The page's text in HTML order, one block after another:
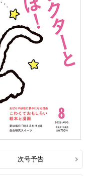
次号予告